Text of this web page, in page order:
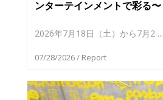
ンターテインメントで彩る〜
2026年7月18日（土）から7月2 ...
07/28/2026/ Report